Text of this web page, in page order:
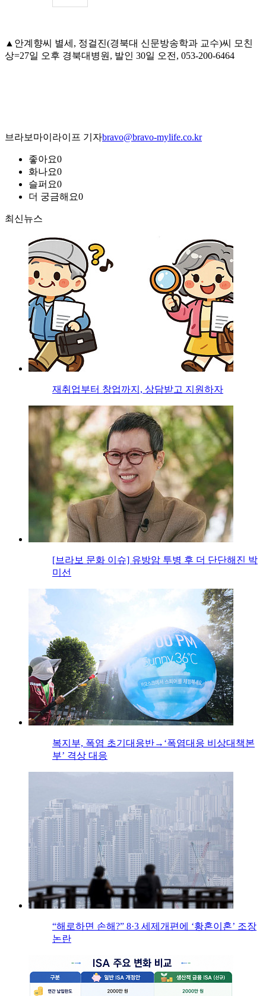
▲안계향씨 별세, 정걸진(경북대 신문방송학과 교수)씨 모친
상=27일 오후 경북대병원, 발인 30일 오전, 053-200-6464
브라보마이라이프 기자bravo@bravo-mylife.co.kr
좋아요0
화나요0
슬퍼요0
더 궁금해요0
최신뉴스
재취업부터 창업까지, 상담받고 지원하자
[브라보 문화 이슈] 유방암 투병 후 더 단단해진 박
미선
복지부, 폭염 초기대응반→‘폭염대응 비상대책본
부’ 격상 대응
“해로하면 손해?” 8·3 세제개편에 ‘황혼이혼’ 조장
논란